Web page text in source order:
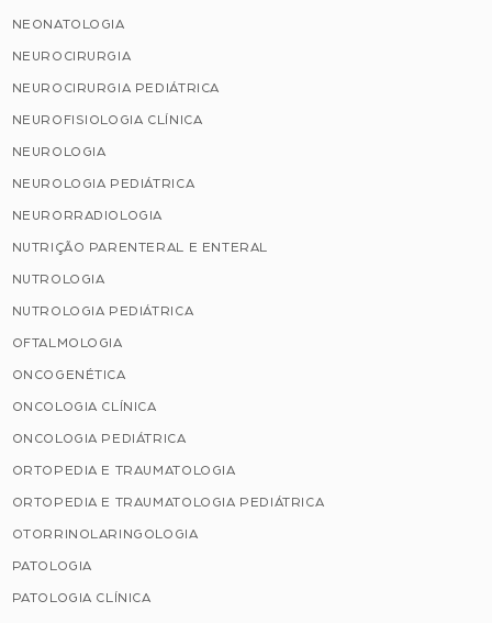
NEONATOLOGIA
NEUROCIRURGIA
NEUROCIRURGIA PEDIÁTRICA
NEUROFISIOLOGIA CLÍNICA
NEUROLOGIA
NEUROLOGIA PEDIÁTRICA
NEURORRADIOLOGIA
NUTRIÇÃO PARENTERAL E ENTERAL
NUTROLOGIA
NUTROLOGIA PEDIÁTRICA
OFTALMOLOGIA
ONCOGENÉTICA
ONCOLOGIA CLÍNICA
ONCOLOGIA PEDIÁTRICA
ORTOPEDIA E TRAUMATOLOGIA
ORTOPEDIA E TRAUMATOLOGIA PEDIÁTRICA
OTORRINOLARINGOLOGIA
PATOLOGIA
PATOLOGIA CLÍNICA